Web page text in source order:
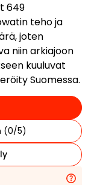
649
teho ja
joten
niin arkiajoon
kuuluvat
Suomessa.
(0/5)